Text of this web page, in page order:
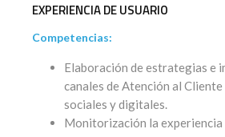
EXPERIENCIA DE USUARIO
Competencias:
Elaboración de estrategias e
canales de Atención al
sociales y digitales.
Monitorización la experiencia